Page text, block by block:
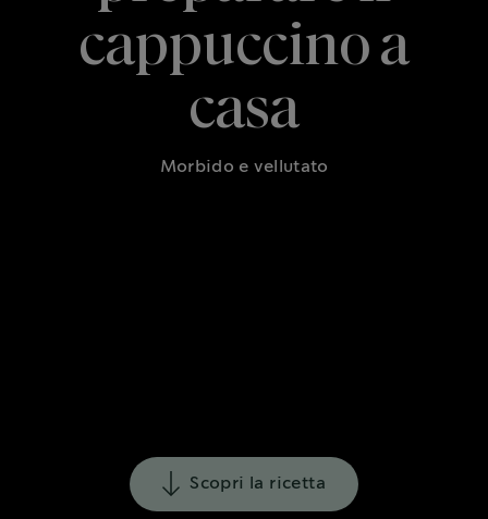
cappuccino a
casa
Morbido e vellutato
Scopri la ricetta